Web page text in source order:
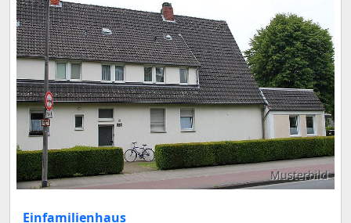
Musterbild
Einfamilienhaus